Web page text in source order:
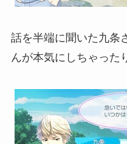
話を半端に聞いた九条
んが本気にしちゃった